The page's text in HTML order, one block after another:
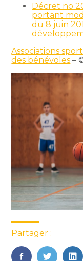
Décret no
portant
du 8 juin
Associations
des bénévoles –
Partager :